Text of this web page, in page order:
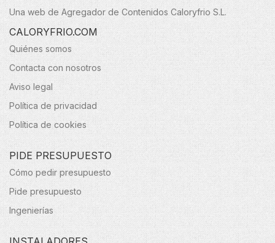
Una web de Agregador de Contenidos Caloryfrio S.L.
CALORYFRIO.COM
Quiénes somos
Contacta con nosotros
Aviso legal
Política de privacidad
Política de cookies
PIDE PRESUPUESTO
Cómo pedir presupuesto
Pide presupuesto
Ingenierías